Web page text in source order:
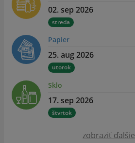
02. sep 2026
streda
Papier
25. aug 2026
utorok
Sklo
17. sep 2026
štvrtok
zobraziť ďalšie